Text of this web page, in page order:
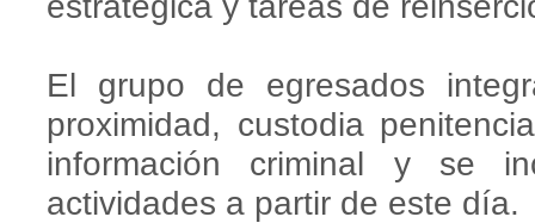
El grupo de egresados
proximidad, custodia
información criminal y se
actividades a partir de este día.